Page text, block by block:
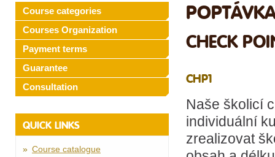
Course categories
Courses Organization
Payment terms
Guarantee
Consultation
QUICK LINKS
Course catalogue
CHECK
CHP1
Naše školicí
individuální
zrealizovat